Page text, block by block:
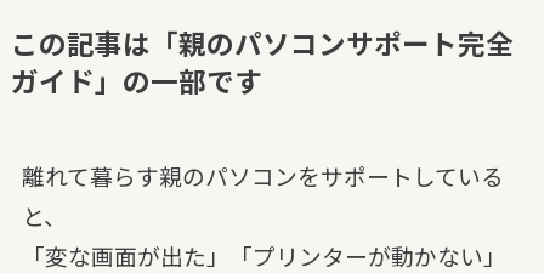
この記事は「親のパソコンサポート完全
ガイド」の一部です
離れて暮らす親のパソコンをサポートしている
と、
「変な画面が出た」「プリンターが動かない」